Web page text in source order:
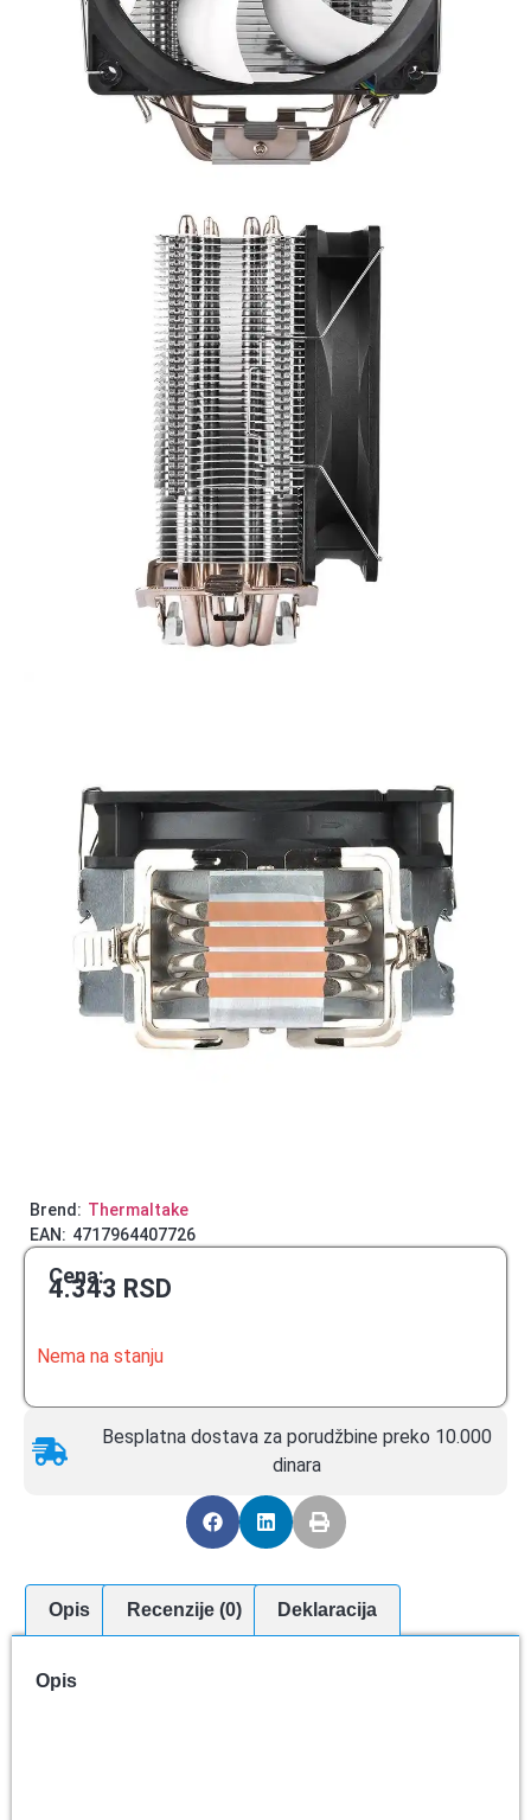
Brend: Thermaltake
EAN: 4717964407726
Cena:
4.343 RSD
Nema na stanju
Besplatna dostava za porudžbine preko 10.000
dinara
Opis Recenzije (0) Deklaracija
Opis